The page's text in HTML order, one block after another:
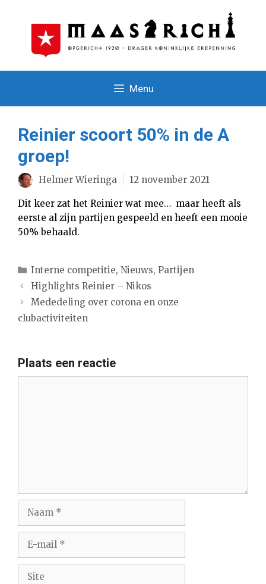
Menu
Reinier scoort 50% in de A
groep!
Helmer Wieringa 12 november 2021
Dit keer zat het Reinier wat mee… maar heeft als
eerste al zijn partijen gespeeld en heeft een mooie
50% behaald.
Categorieën
Interne competitie, Nieuws, Partijen
Highlights Reinier – Nikos
Mededeling over corona en onze
clubactiviteiten
Plaats een reactie
Naam
Site